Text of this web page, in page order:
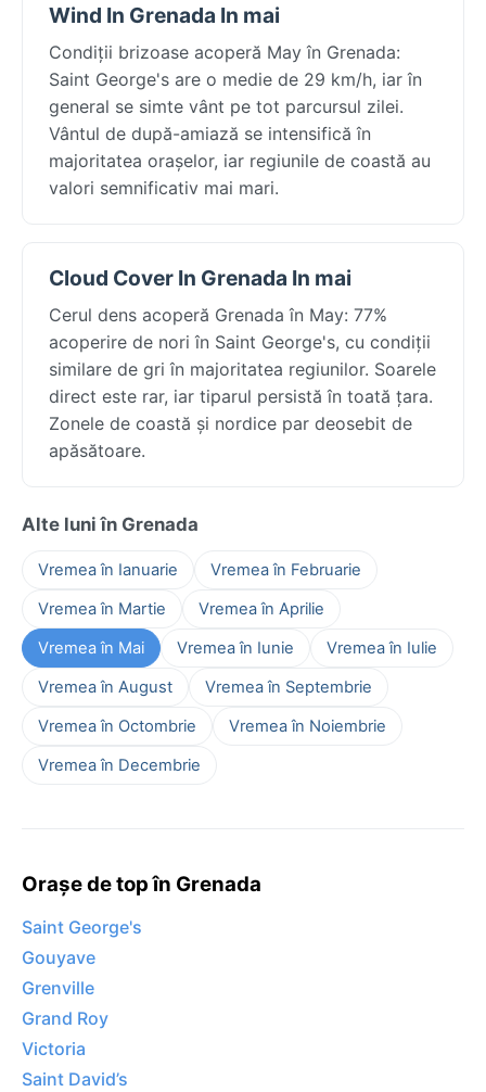
Wind In Grenada In mai
Condiții brizoase acoperă May în Grenada:
Saint George's are o medie de 29 km/h, iar în
general se simte vânt pe tot parcursul zilei.
Vântul de după-amiază se intensifică în
majoritatea orașelor, iar regiunile de coastă au
valori semnificativ mai mari.
Cloud Cover In Grenada In mai
Cerul dens acoperă Grenada în May: 77%
acoperire de nori în Saint George's, cu condiții
similare de gri în majoritatea regiunilor. Soarele
direct este rar, iar tiparul persistă în toată țara.
Zonele de coastă și nordice par deosebit de
apăsătoare.
Alte luni în Grenada
Vremea în Ianuarie
Vremea în Februarie
Vremea în Martie
Vremea în Aprilie
Vremea în Mai
Vremea în Iunie
Vremea în Iulie
Vremea în August
Vremea în Septembrie
Vremea în Octombrie
Vremea în Noiembrie
Vremea în Decembrie
Orașe de top în Grenada
Saint George's
Gouyave
Grenville
Grand Roy
Victoria
Saint David’s